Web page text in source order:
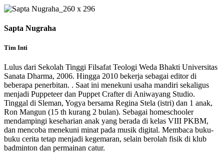
Sapta Nugraha
Tim Inti
Lulus dari Sekolah Tinggi Filsafat Teologi Weda Bhakti Universitas
Sanata Dharma, 2006. Hingga 2010 bekerja sebagai editor di
beberapa penerbitan. . Saat ini menekuni usaha mandiri sekaligus
menjadi Puppeteer dan Puppet Crafter di Aniwayang Studio.
Tinggal di Sleman, Yogya bersama Regina Stela (istri) dan 1 anak,
Ron Mangun (15 th kurang 2 bulan). Sebagai homeschooler
mendampingi keseharian anak yang berada di kelas VIII PKBM,
dan mencoba menekuni minat pada musik digital. Membaca buku-
buku cerita tetap menjadi kegemaran, selain berolah fisik di klub
badminton dan permainan catur.